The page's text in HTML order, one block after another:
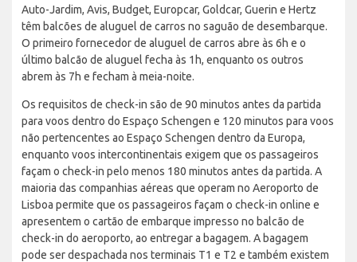
Auto-Jardim, Avis, Budget, Europcar, Goldcar, Guerin e Hertz
têm balcões de aluguel de carros no saguão de desembarque.
O primeiro fornecedor de aluguel de carros abre às 6h e o
último balcão de aluguel fecha às 1h, enquanto os outros
abrem às 7h e fecham à meia-noite.
Os requisitos de check-in são de 90 minutos antes da partida
para voos dentro do Espaço Schengen e 120 minutos para voos
não pertencentes ao Espaço Schengen dentro da Europa,
enquanto voos intercontinentais exigem que os passageiros
façam o check-in pelo menos 180 minutos antes da partida. A
maioria das companhias aéreas que operam no Aeroporto de
Lisboa permite que os passageiros façam o check-in online e
apresentem o cartão de embarque impresso no balcão de
check-in do aeroporto, ao entregar a bagagem. A bagagem
pode ser despachada nos terminais T1 e T2 e também existem